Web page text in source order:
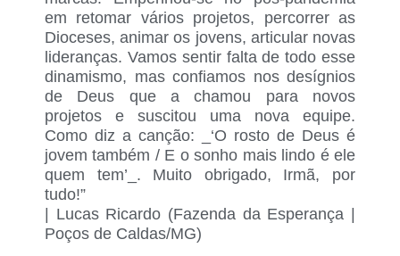
em retomar vários projetos, percorrer as
Dioceses, animar os jovens, articular novas
lideranças. Vamos sentir falta de todo esse
dinamismo, mas confiamos nos desígnios
de Deus que a chamou para novos
projetos e suscitou uma nova equipe.
Como diz a canção: _‘O rosto de Deus é
jovem também / E o sonho mais lindo é ele
quem tem’_. Muito obrigado, Irmã, por
tudo!”
Lucas Ricardo (Fazenda da Esperança |
Poços de Caldas/MG)